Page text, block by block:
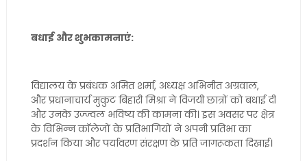
बधाई और शुभकामनाएं:
विद्यालय के प्रबंधक अमित शर्मा, अध्यक्ष अभिनीत अग्रवाल,
और प्रधानाचार्य मुकुट बिहारी मिश्रा ने विजयी छात्रों को बधाई दी
और उनके उज्ज्वल भविष्य की कामना की। इस अवसर पर क्षेत्र
के विभिन्न कॉलेजों के प्रतिभागियों ने अपनी प्रतिभा का
प्रदर्शन किया और पर्यावरण संरक्षण के प्रति जागरूकता दिखाई।